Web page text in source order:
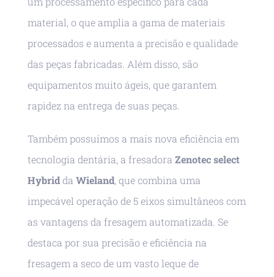
material, o que amplia a gama de materiais
processados e aumenta a precisão e qualidade
das peças fabricadas. Além disso, são
equipamentos muito ágeis, que garantem
rapidez na entrega de suas peças.
Também possuímos a mais nova eficiência em
tecnologia dentária, a fresadora Zenotec select
Hybridda Wieland, que combina uma
impecável operação de 5 eixos simultâneos com
as vantagens da fresagem automatizada. Se
destaca por sua precisão e eficiência na
fresagem a seco de um vasto leque de